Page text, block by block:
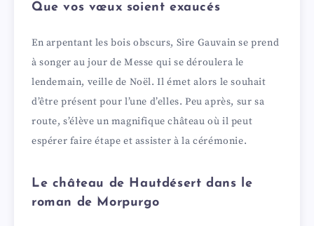
Que vos vœux soient exaucés
En arpentant les bois obscurs, Sire Gauvain se prend
à songer au jour de Messe qui se déroulera le
lendemain, veille de Noël. Il émet alors le souhait
d’être présent pour l’une d’elles. Peu après, sur sa
route, s’élève un magnifique château où il peut
espérer faire étape et assister à la cérémonie.
Le château de Hautdésert dans le
roman de Morpurgo